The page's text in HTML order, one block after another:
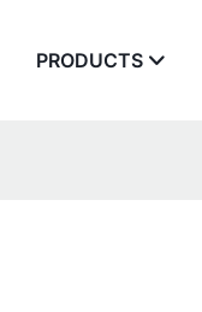
PRODUCTS